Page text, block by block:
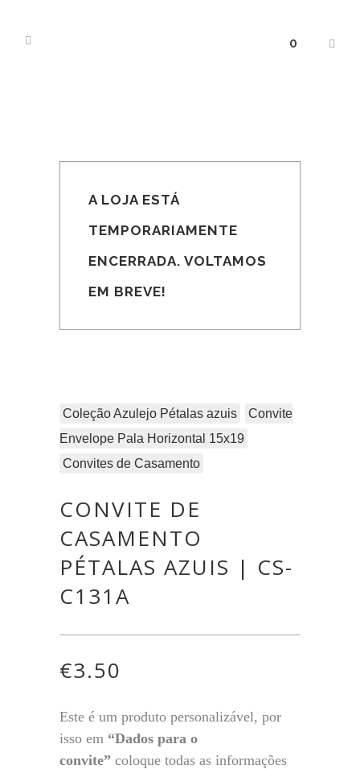
0
A LOJA ESTÁ
TEMPORARIAMENTE
ENCERRADA. VOLTAMOS
EM BREVE!
Coleção Azulejo Pétalas azuis
Convite
Envelope Pala Horizontal 15x19
Convites de Casamento
CONVITE DE
CASAMENTO
PÉTALAS AZUIS | CS-
C131A
€3.50
Este é um produto personalizável, por
isso em “Dados para o
convite” coloque todas as informações